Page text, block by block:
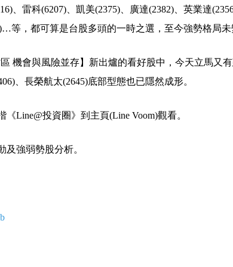
雷科(6207)、凱美(2375)、廣達(2382)、英業達
等，都可算是台股多頭的一時之選，至今強勢格局未
機會與風險並存】新出爐的看好股中，今天立馬又
、長榮航太(2645)底部型態也已隱然成形。
Line@投資圈》到主頁(Line Voom)觀看。
強弱勢股分析。